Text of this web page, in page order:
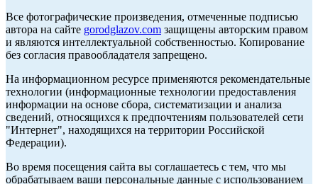
Все фотографические произведения, отмеченные подписью
автора на сайте gorodglazov.com защищены авторским правом
и являются интеллектуальной собственностью. Копирование
без согласия правообладателя запрещено.
На информационном ресурсе применяются рекомендательные
технологии (информационные технологии предоставления
информации на основе сбора, систематизации и анализа
сведений, относящихся к предпочтениям пользователей сети
"Интернет", находящихся на территории Российской
Федерации).
Во время посещения сайта вы соглашаетесь с тем, что мы
обрабатываем ваши персональные данные с использованием